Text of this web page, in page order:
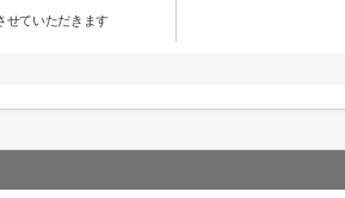
せていただきます